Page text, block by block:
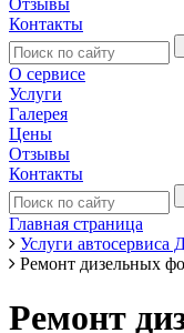
Отзывы
Контакты
О сервисе
Услуги
Галерея
Цены
Отзывы
Контакты
Главная страница
Услуги автосервиса
Ремонт дизельных
Ремонт